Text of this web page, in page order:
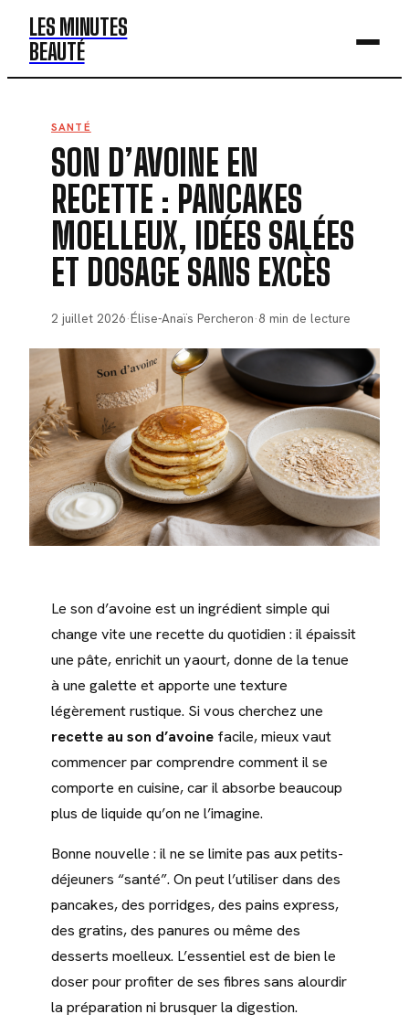
LES MINUTES
BEAUTÉ
BEAUTÉ
MODE
SANTÉ
BIEN-ÊTRE
DÉV. PERSO
SANTÉ
SON D’AVOINE EN
RECETTE : PANCAKES
MOELLEUX, IDÉES SALÉES
ET DOSAGE SANS EXCÈS
2 juillet 2026·Élise-Anaïs Percheron·8 min de lecture
Le son d’avoine est un ingrédient simple qui
change vite une recette du quotidien : il épaissit
une pâte, enrichit un yaourt, donne de la tenue
à une galette et apporte une texture
légèrement rustique. Si vous cherchez une
recette au son d’avoine facile, mieux vaut
commencer par comprendre comment il se
comporte en cuisine, car il absorbe beaucoup
plus de liquide qu’on ne l’imagine.
Bonne nouvelle : il ne se limite pas aux petits-
déjeuners “santé”. On peut l’utiliser dans des
pancakes, des porridges, des pains express,
des gratins, des panures ou même des
desserts moelleux. L’essentiel est de bien le
doser pour profiter de ses fibres sans alourdir
la préparation ni brusquer la digestion.